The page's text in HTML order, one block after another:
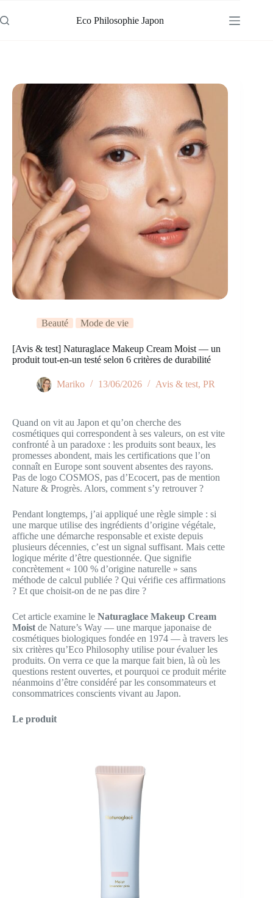
au
contenu
Eco Philosophie Japon
Beauté Mode de vie
[Avis & test] Naturaglace Makeup Cream Moist — un
produit tout-en-un testé selon 6 critères de durabilité
Mariko 13/06/2026 Avis & test, PR
Quand on vit au Japon et qu’on cherche des
cosmétiques qui correspondent à ses valeurs, on est vite
confronté à un paradoxe : les produits sont beaux, les
promesses abondent, mais les certifications que l’on
connaît en Europe sont souvent absentes des rayons.
Pas de logo COSMOS, pas d’Ecocert, pas de mention
Nature & Progrès. Alors, comment s’y retrouver ?
Pendant longtemps, j’ai appliqué une règle simple : si
une marque utilise des ingrédients d’origine végétale,
affiche une démarche responsable et existe depuis
plusieurs décennies, c’est un signal suffisant. Mais cette
logique mérite d’être questionnée. Que signifie
concrètement « 100 % d’origine naturelle » sans
méthode de calcul publiée ? Qui vérifie ces affirmations
? Et que choisit-on de ne pas dire ?
Cet article examine le Naturaglace Makeup Cream
Moist de Nature’s Way — une marque japonaise de
cosmétiques biologiques fondée en 1974 — à travers les
six critères qu’Eco Philosophy utilise pour évaluer les
produits. On verra ce que la marque fait bien, là où les
questions restent ouvertes, et pourquoi ce produit mérite
néanmoins d’être considéré par les consommateurs et
consommatrices conscients vivant au Japon.
Le produit